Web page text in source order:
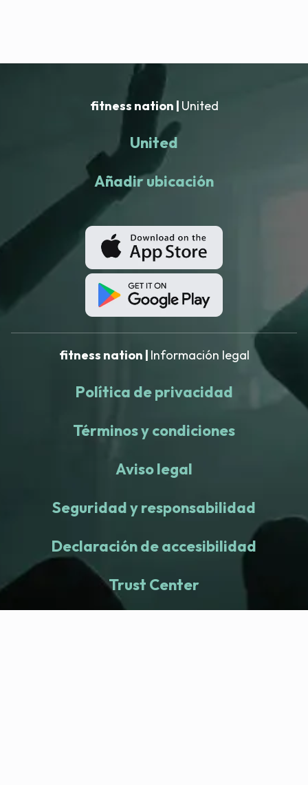
fitness nation | United
United
Añadir ubicación
fitness nation | Información legal
Política de privacidad
Términos y condiciones
Aviso legal
Seguridad y responsabilidad
Declaración de accesibilidad
Trust Center